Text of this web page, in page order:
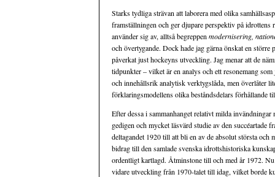
Starks tydliga strävan att laborera med olika
framställningen och ger djupare perspektiv på
använder sig av, alltså begreppen modernisering,
och övertygande. Dock hade jag gärna önskat en
påverkat just hockeyns utveckling. Jag menar att de
tidpunkter – vilket är en analys och ett resonemang
och innehållsrik analytisk verktygslåda, men överlåter
förklaringsmodellens olika beståndsdelars förhållande
Efter dessa i sammanhanget relativt milda
gedigen och mycket läsvärd studie av den
deltagandet 1920 till att bli en av de absolut största
bidrag till den samlade svenska idrottshistoriska
ordentligt kartlagd. Åtminstone till och med år 1972.
vidare utveckling från 1970-talet till idag, vilket borde